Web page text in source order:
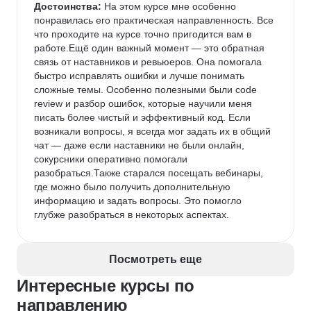
Достоинства: На этом курсе мне особенно
понравилась его практическая направленность. Все
что проходите на курсе точно пригодится вам в
работе.Ещё один важный момент — это обратная
связь от наставников и ревьюеров. Она помогала
быстро исправлять ошибки и лучше понимать
сложные темы. Особенно полезными были code
review и разбор ошибок, которые научили меня
писать более чистый и эффективный код. Если
возникали вопросы, я всегда мог задать их в общий
чат — даже если наставники не были онлайн,
сокурсники оперативно помогали
разобраться.Также старался посещать вебинары,
где можно было получить дополнительную
информацию и задать вопросы. Это помогло
глубже разобраться в некоторых аспектах.
опечатки или не всегда были четкие пояснения к
обучению. В целом, все важные темы были хорошо
объяснены, а ответы наставников помогали
Посмотреть еще
Интересные курсы по
направлению